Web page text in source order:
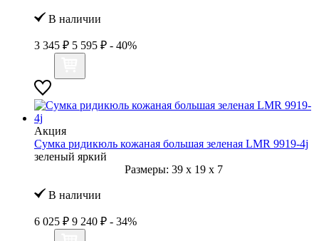
В наличии
3 345 ₽ 5 595 ₽ - 40%
Акция
Сумка ридикюль кожаная большая зеленая LMR 9919-4j
зеленый яркий
Размеры: 39 x 19 x 7
В наличии
6 025 ₽ 9 240 ₽ - 34%